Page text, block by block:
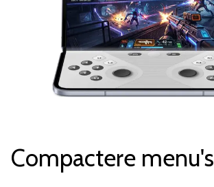
Compactere menu's